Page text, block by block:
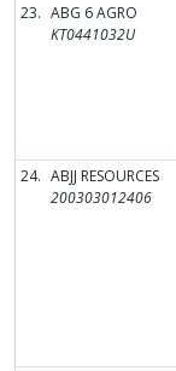
23. ABG 6 AGRO
KT0441032U
24. ABJJ RESOURCES
200303012406